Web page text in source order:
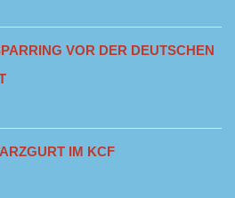
VOR DER DEUTSCHEN
IM KCF